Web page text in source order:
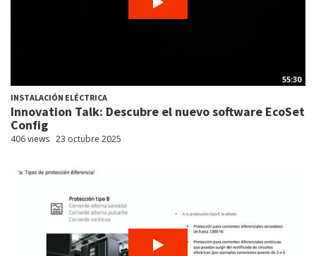
55:30
INSTALACIÓN ELÉCTRICA
Innovation Talk: Descubre el nuevo software EcoSet
Config
406 views 23 octubre 2025